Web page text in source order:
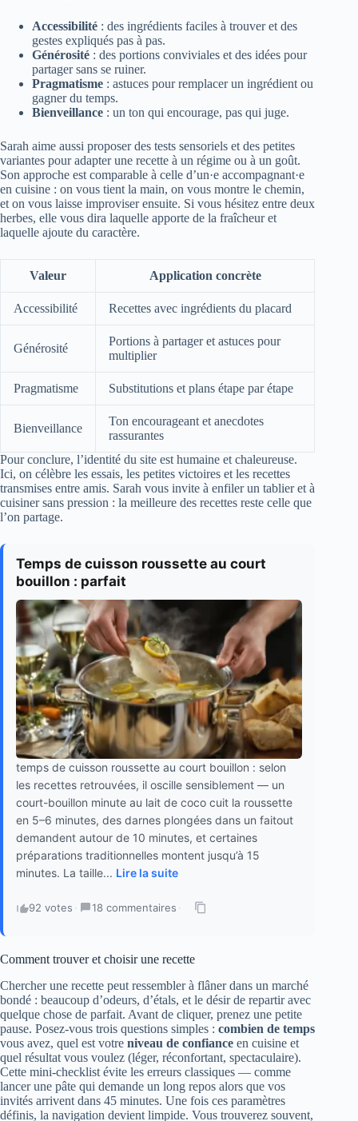
Accessibilité : des ingrédients faciles à trouver et des
gestes expliqués pas à pas.
Générosité : des portions conviviales et des idées pour
partager sans se ruiner.
Pragmatisme : astuces pour remplacer un ingrédient ou
gagner du temps.
Bienveillance : un ton qui encourage, pas qui juge.
Sarah aime aussi proposer des tests sensoriels et des petites
variantes pour adapter une recette à un régime ou à un goût.
Son approche est comparable à celle d’un·e accompagnant·e
en cuisine : on vous tient la main, on vous montre le chemin,
et on vous laisse improviser ensuite. Si vous hésitez entre deux
herbes, elle vous dira laquelle apporte de la fraîcheur et
laquelle ajoute du caractère.
Valeur Application concrète
Accessibilité Recettes avec ingrédients du placard
Générosité
Portions à partager et astuces pour
multiplier
Pragmatisme Substitutions et plans étape par étape
Bienveillance
Ton encourageant et anecdotes
rassurantes
Pour conclure, l’identité du site est humaine et chaleureuse.
Ici, on célèbre les essais, les petites victoires et les recettes
transmises entre amis. Sarah vous invite à enfiler un tablier et à
cuisiner sans pression : la meilleure des recettes reste celle que
l’on partage.
Temps de cuisson roussette au court
bouillon : parfait
temps de cuisson roussette au court bouillon : selon
les recettes retrouvées, il oscille sensiblement — un
court-bouillon minute au lait de coco cuit la roussette
en 5–6 minutes, des darnes plongées dans un faitout
demandent autour de 10 minutes, et certaines
préparations traditionnelles montent jusqu’à 15
minutes. La taille... Lire la suite
92 votes · 18 commentaires ·
Comment trouver et choisir une recette
Chercher une recette peut ressembler à flâner dans un marché
bondé : beaucoup d’odeurs, d’étals, et le désir de repartir avec
quelque chose de parfait. Avant de cliquer, prenez une petite
pause. Posez-vous trois questions simples : combien de temps
vous avez, quel est votre niveau de confiance en cuisine et
quel résultat vous voulez (léger, réconfortant, spectaculaire).
Cette mini-checklist évite les erreurs classiques — comme
lancer une pâte qui demande un long repos alors que vos
invités arrivent dans 45 minutes. Une fois ces paramètres
définis, la navigation devient limpide. Vous trouverez souvent,